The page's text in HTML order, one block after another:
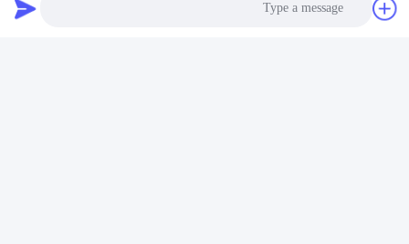
نانتشنغ ، مدينة دونغقوان ، مقاطعة قوانغدونغ ، الصين